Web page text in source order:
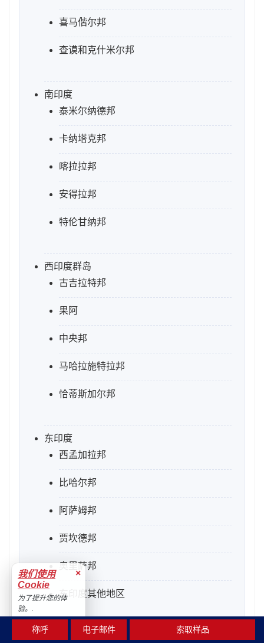
喜马偕尔邦
查谟和克什米尔邦
南印度
泰米尔纳德邦
卡纳塔克邦
喀拉拉邦
安得拉邦
特伦甘纳邦
西印度群岛
古吉拉特邦
果阿
中央邦
马哈拉施特拉邦
恰蒂斯加尔邦
东印度
西孟加拉邦
比哈尔邦
阿萨姆邦
贾坎德邦
奥里萨邦
东印度其他地区
称呼 电子邮件 索取样品
我们使用
Cookie
×
为了提升您的体
验。.
接受